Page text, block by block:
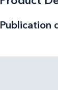
Publication